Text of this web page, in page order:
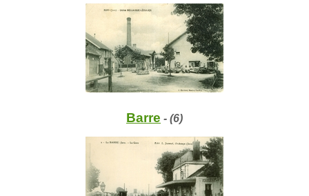
Barre - (6)